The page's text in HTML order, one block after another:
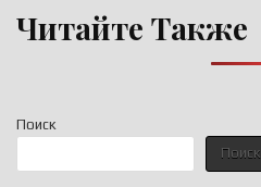
Поиск
Поиск
Читайте Также